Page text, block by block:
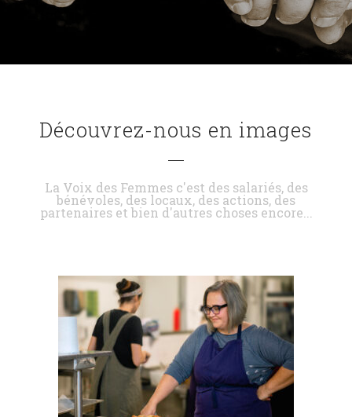
Découvrez-nous en images
La Voix des Femmes c'est des salariés, des
bénévoles, des locaux, des actions, des
partenaires et bien d'autres choses encore...